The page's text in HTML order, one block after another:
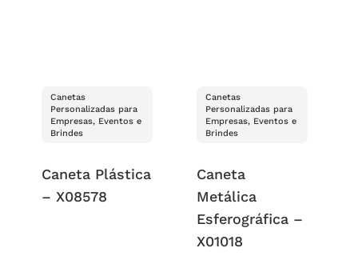
Canetas
Personalizadas para
Empresas, Eventos e
Brindes
Caneta Plástica
– X08578
Canetas
Personalizadas para
Empresas, Eventos e
Brindes
Caneta
Metálica
Esferográfica –
X01018